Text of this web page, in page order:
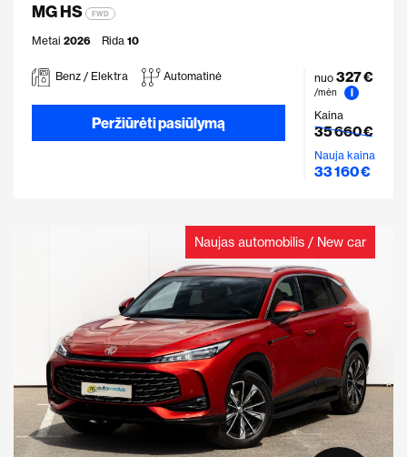
MG HS FWD
Metai 2026 Rida 10
Benz / Elektra Automatinė
Peržiūrėti pasiūlymą
nuo 327 €
/mėn
i
Kaina
35 660 €
Nauja kaina
33 160 €
Naujas automobilis / New car